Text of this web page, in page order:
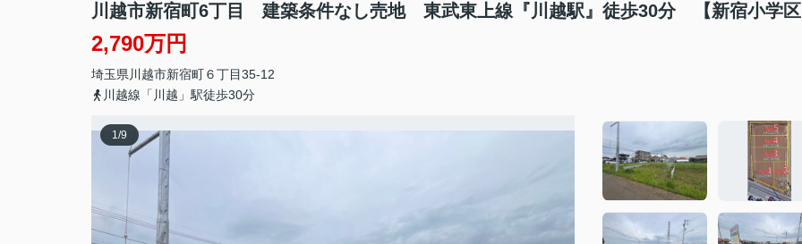
川越市新宿町6丁目 建築条件なし売地 東武東上線『川越駅』徒歩30分 【新宿小学
2,790万円
埼玉県 川越市新宿町６丁目35-12
川越線「川越」駅徒歩30分
1/9